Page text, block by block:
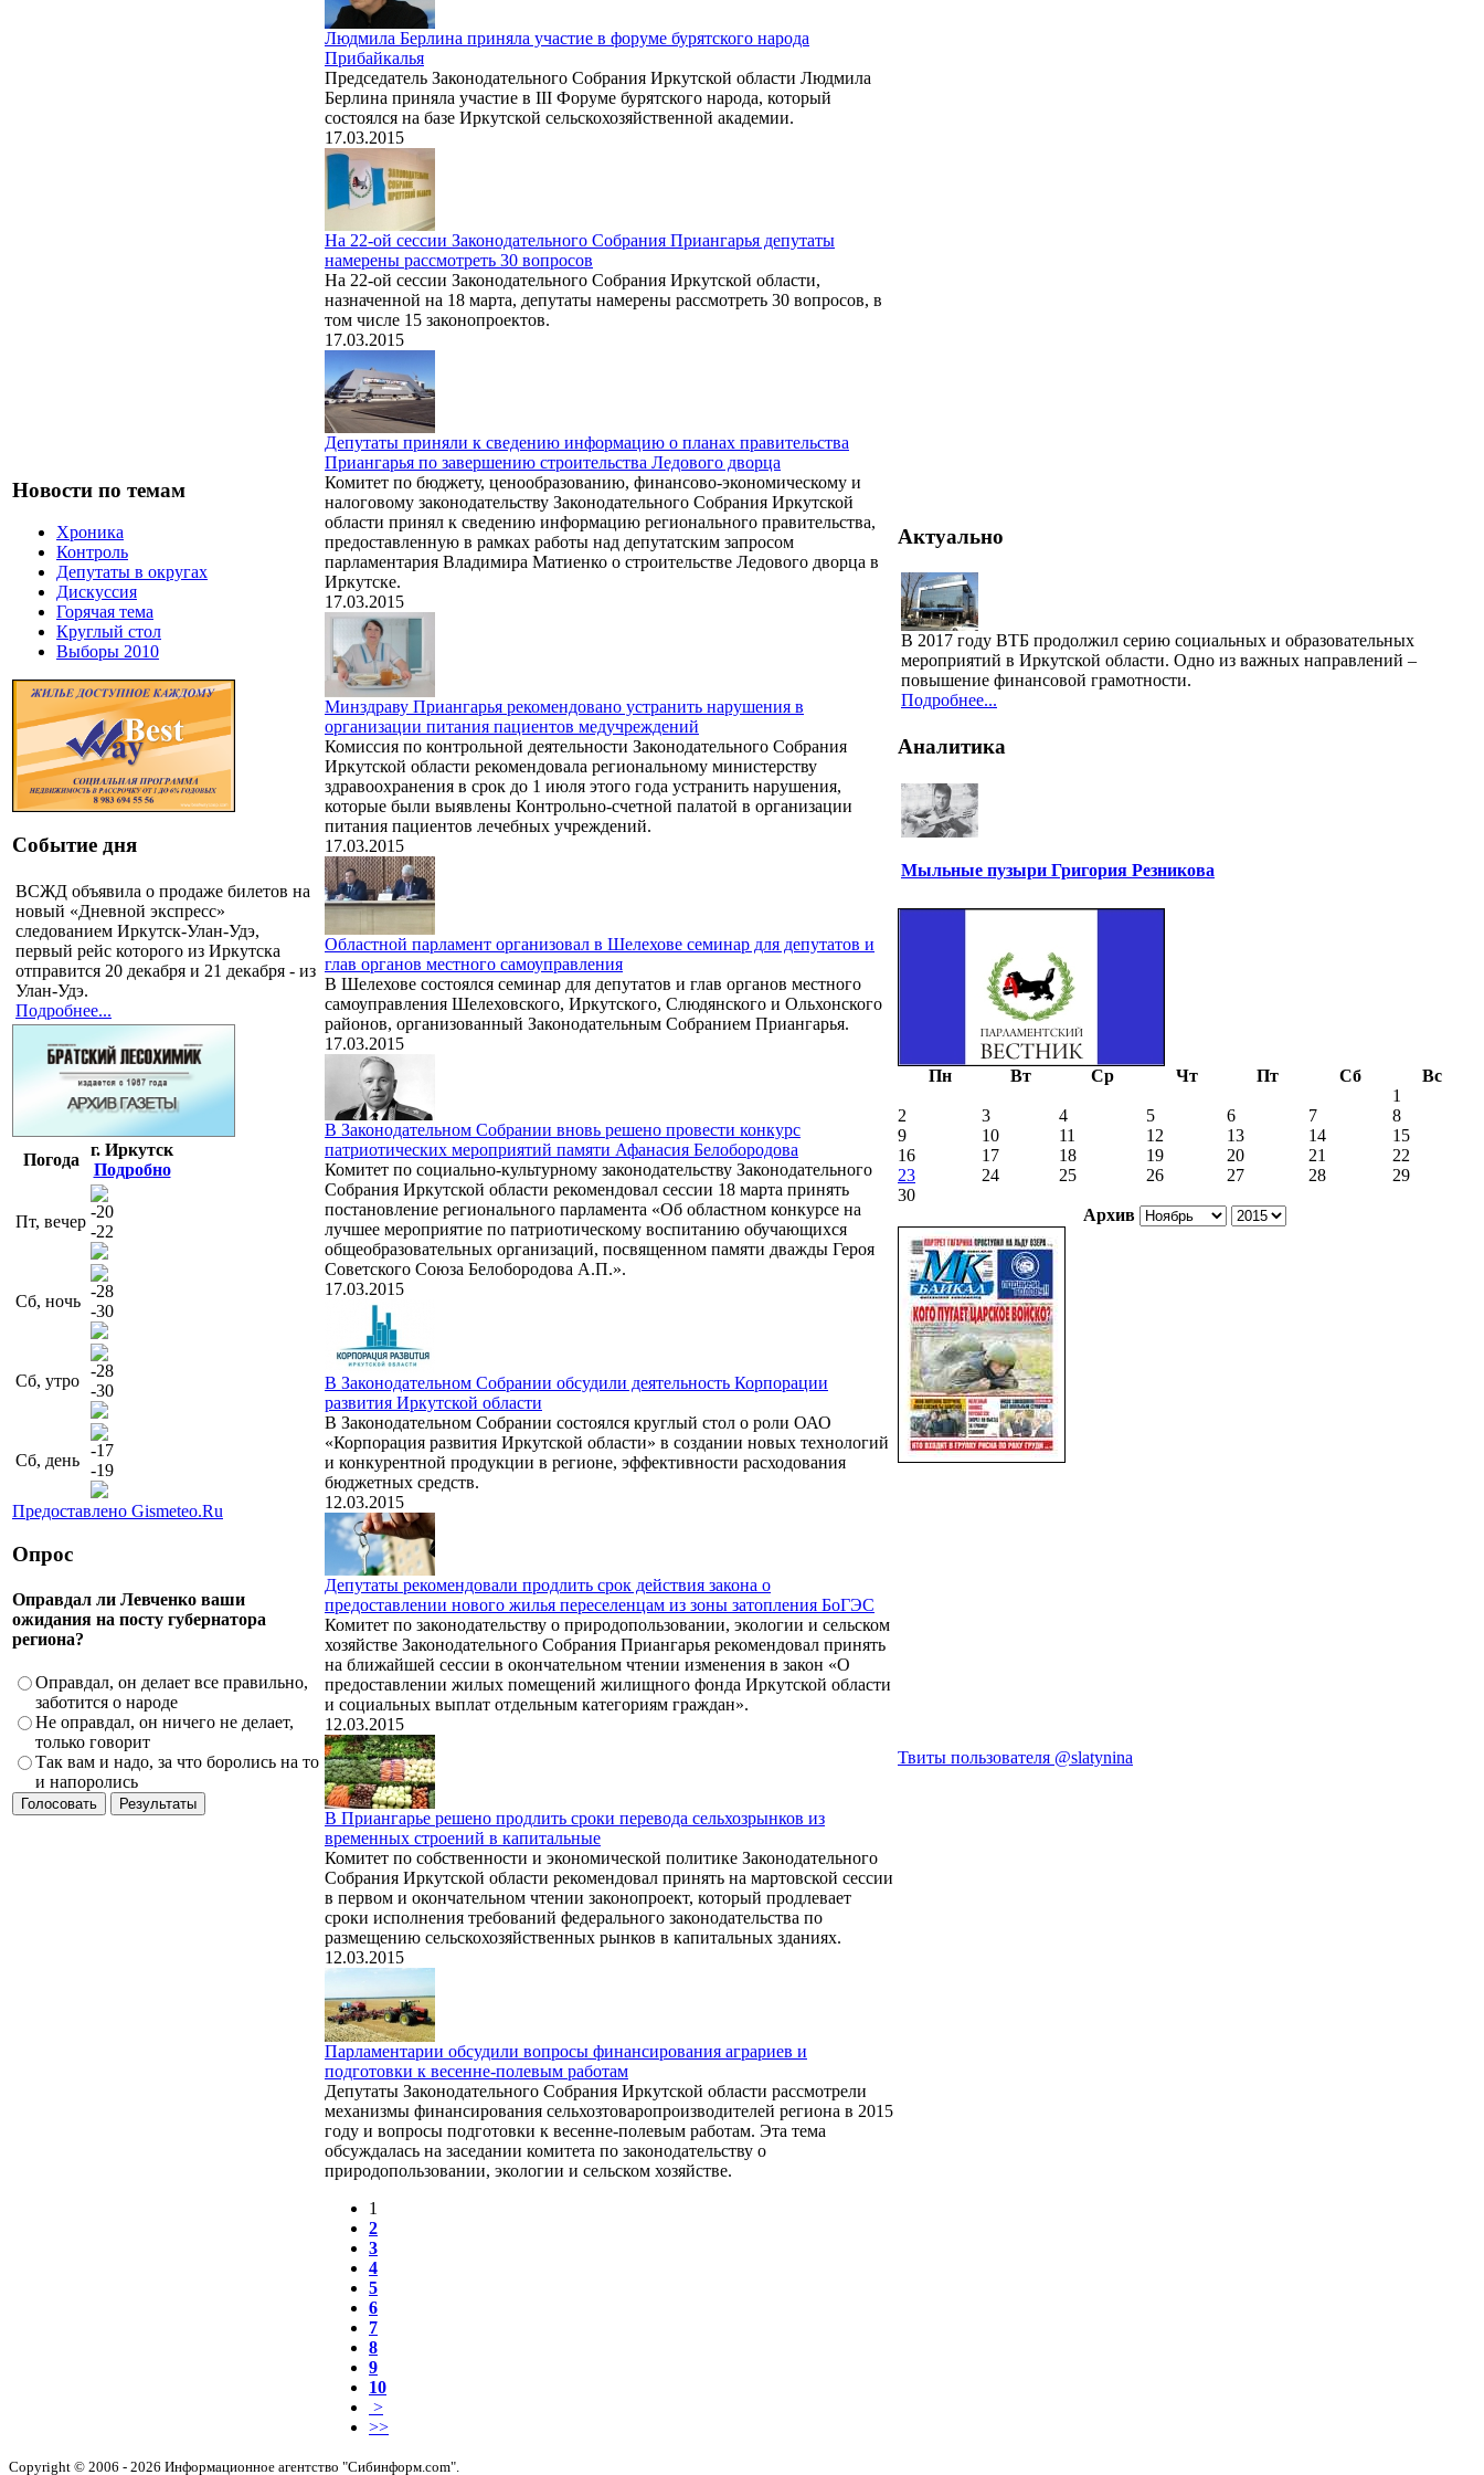
Новости по темам
Хроника
Контроль
Депутаты в округах
Дискуссия
Горячая тема
Круглый стол
Выборы 2010
Событие дня
ВСЖД объявила о продаже билетов на
новый «Дневной экспресс»
следованием Иркутск-Улан-Удэ,
первый рейс которого из Иркутска
отправится 20 декабря и 21 декабря - из
Улан-Удэ.
Подробнее...
Погода
г. Иркутск
Подробно
Пт, вечер
-20
-22
Сб, ночь
-28
-30
Сб, утро
-28
-30
Сб, день
-17
-19
Предоставлено Gismeteo.Ru
Опрос
Оправдал ли Левченко ваши
ожидания на посту губернатора
региона?
Оправдал, он делает все правильно,
заботится о народе
Не оправдал, он ничего не делает,
только говорит
Так вам и надо, за что боролись на то
и напоролись
Людмила Берлина приняла участие в форуме бурятского народа
Прибайкалья
Председатель Законодательного Собрания Иркутской области Людмила
Берлина приняла участие в III Форуме бурятского народа, который
состоялся на базе Иркутской сельскохозяйственной академии.
17.03.2015
На 22-ой сессии Законодательного Собрания Приангарья депутаты
намерены рассмотреть 30 вопросов
На 22-ой сессии Законодательного Собрания Иркутской области,
назначенной на 18 марта, депутаты намерены рассмотреть 30 вопросов, в
том числе 15 законопроектов.
17.03.2015
Депутаты приняли к сведению информацию о планах правительства
Приангарья по завершению строительства Ледового дворца
Комитет по бюджету, ценообразованию, финансово-экономическому и
налоговому законодательству Законодательного Собрания Иркутской
области принял к сведению информацию регионального правительства,
предоставленную в рамках работы над депутатским запросом
парламентария Владимира Матиенко о строительстве Ледового дворца в
Иркутске.
17.03.2015
Минздраву Приангарья рекомендовано устранить нарушения в
организации питания пациентов медучреждений
Комиссия по контрольной деятельности Законодательного Собрания
Иркутской области рекомендовала региональному министерству
здравоохранения в срок до 1 июля этого года устранить нарушения,
которые были выявлены Контрольно-счетной палатой в организации
питания пациентов лечебных учреждений.
17.03.2015
Областной парламент организовал в Шелехове семинар для депутатов и
глав органов местного самоуправления
В Шелехове состоялся семинар для депутатов и глав органов местного
самоуправления Шелеховского, Иркутского, Слюдянского и Ольхонского
районов, организованный Законодательным Собранием Приангарья.
17.03.2015
В Законодательном Собрании вновь решено провести конкурс
патриотических мероприятий памяти Афанасия Белобородова
Комитет по социально-культурному законодательству Законодательного
Собрания Иркутской области рекомендовал сессии 18 марта принять
постановление регионального парламента «Об областном конкурсе на
лучшее мероприятие по патриотическому воспитанию обучающихся
общеобразовательных организаций, посвященном памяти дважды Героя
Советского Союза Белобородова А.П.».
17.03.2015
В Законодательном Собрании обсудили деятельность Корпорации
развития Иркутской области
В Законодательном Собрании состоялся круглый стол о роли ОАО
«Корпорация развития Иркутской области» в создании новых технологий
и конкурентной продукции в регионе, эффективности расходования
бюджетных средств.
12.03.2015
Депутаты рекомендовали продлить срок действия закона о
предоставлении нового жилья переселенцам из зоны затопления БоГЭС
Комитет по законодательству о природопользовании, экологии и сельском
хозяйстве Законодательного Собрания Приангарья рекомендовал принять
на ближайшей сессии в окончательном чтении изменения в закон «О
предоставлении жилых помещений жилищного фонда Иркутской области
и социальных выплат отдельным категориям граждан».
12.03.2015
В Приангарье решено продлить сроки перевода сельхозрынков из
временных строений в капитальные
Комитет по собственности и экономической политике Законодательного
Собрания Иркутской области рекомендовал принять на мартовской сессии
в первом и окончательном чтении законопроект, который продлевает
сроки исполнения требований федерального законодательства по
размещению сельскохозяйственных рынков в капитальных зданиях.
12.03.2015
Парламентарии обсудили вопросы финансирования аграриев и
подготовки к весенне-полевым работам
Депутаты Законодательного Собрания Иркутской области рассмотрели
механизмы финансирования сельхозтоваропроизводителей региона в 2015
году и вопросы подготовки к весенне-полевым работам. Эта тема
обсуждалась на заседании комитета по законодательству о
природопользовании, экологии и сельском хозяйстве.
1
2
3
4
5
6
7
8
9
10
>
>>
Актуально
В 2017 году ВТБ продолжил серию социальных и образовательных
мероприятий в Иркутской области. Одно из важных направлений –
повышение финансовой грамотности.
Подробнее...
Аналитика
Мыльные пузыри Григория Резникова
Пн Вт Ср Чт Пт Сб
Вс
1
2
3 4 5 6 7
8
9
10 11 12 13 14
15
16
17 18 19 20 21
22
23
24 25 26 27 28
29
30
Архив
Твиты пользователя @slatynina
Copyright © 2006 - 2026 Информационное агентство "Сибинформ.com".